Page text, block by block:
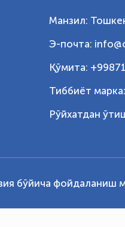
Манзил:
Э-почта:
Қўмита:
Тиббиёт
Рўйхатдан
бўйича фойдаланиш